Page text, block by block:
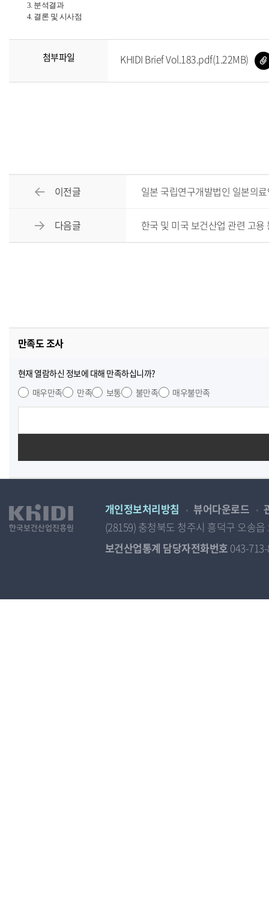
3. 분석결과
4. 결론 및 시사점
첨부파일 KHIDI Brief Vol.183.pdf(1.22MB)
이전글 일본 국립연구개발법인 일본의
다음글 한국 및 미국 보건산업 관련 고용
만족도 조사
현재 열람하신 정보에 대해 만족하십니까?
매우만족
만족 보통 불만족 매우불만족
개인정보처리방침 뷰어다운로드
(28159) 충청북도 청주시 흥덕구 오송
보건산업통계 담당자전화번호 043-